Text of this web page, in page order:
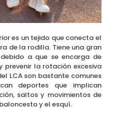
es un tejido que conecta el
de la rodilla. Tiene una gran
a que se encarga de
la rotación excesiva
LCA son bastante comunes
deportes que implican
saltos y movimientos de
y el esquí.